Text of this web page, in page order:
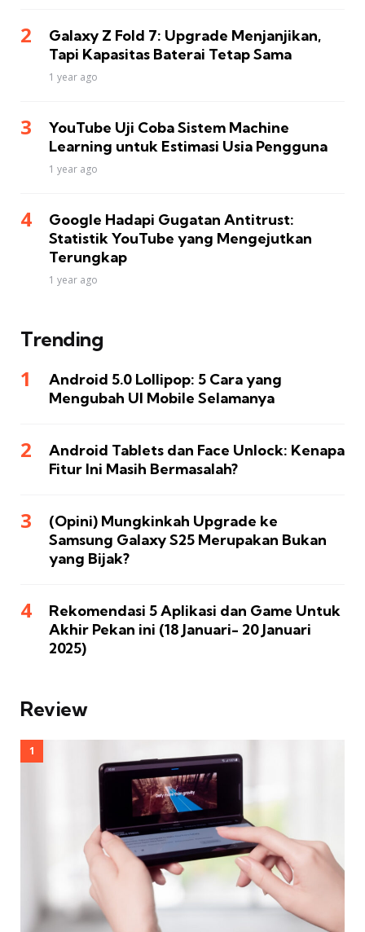
Galaxy Z Fold 7: Upgrade Menjanjikan,
Tapi Kapasitas Baterai Tetap Sama
1 year ago
YouTube Uji Coba Sistem Machine
Learning untuk Estimasi Usia Pengguna
1 year ago
Google Hadapi Gugatan Antitrust:
Statistik YouTube yang Mengejutkan
Terungkap
1 year ago
Trending
Android 5.0 Lollipop: 5 Cara yang
Mengubah UI Mobile Selamanya
Android Tablets dan Face Unlock: Kenapa
Fitur Ini Masih Bermasalah?
(Opini) Mungkinkah Upgrade ke
Samsung Galaxy S25 Merupakan Bukan
yang Bijak?
Rekomendasi 5 Aplikasi dan Game Untuk
Akhir Pekan ini (18 Januari- 20 Januari
2025)
Review